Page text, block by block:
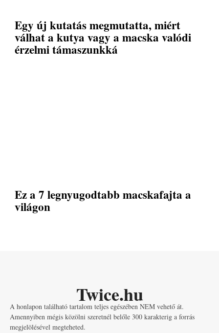
Egy új kutatás megmutatta, miért
válhat a kutya vagy a macska valódi
érzelmi támaszunkká
Ez a 7 legnyugodtabb macskafajta a
világon
Twice.hu
A honlapon található tartalom teljes egészében NEM vehető át.
Amennyiben mégis közölni szeretnél belőle 300 karakterig a forrás
megjelölésével megteheted.